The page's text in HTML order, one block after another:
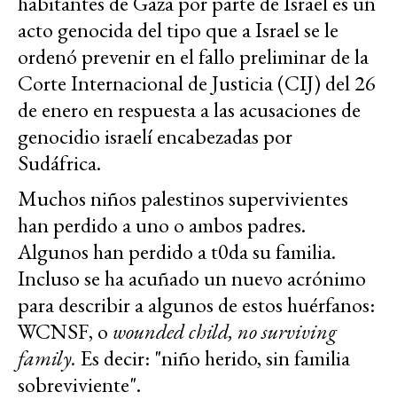
acto genocida del tipo que a Israel se le
ordenó prevenir en el fallo preliminar de la
Corte Internacional de Justicia (CIJ) del 26
de enero en respuesta a las acusaciones de
genocidio israelí encabezadas por
Sudáfrica.
Muchos niños palestinos supervivientes
han perdido a uno o ambos padres.
Algunos han perdido a t0da su familia.
Incluso se ha acuñado un nuevo acrónimo
para describir a algunos de estos huérfanos:
WCNSF, o wounded child, no surviving
family. Es decir: "niño herido, sin familia
sobreviviente".